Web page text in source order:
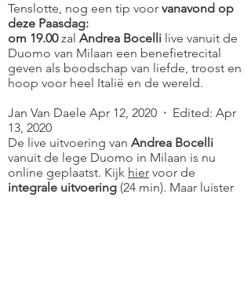
Tenslotte, nog een tip voor vanavond op
deze Paasdag:
om 19.00zal Andrea Bocelli live vanuit de
Duomo van Milaan een benefietrecital
geven als boodschap van liefde, troost en
hoop voor heel Italië en de wereld.
Jan Van Daele Apr 12, 2020 · Edited: Apr
13, 2020
De live uitvoering van Andrea Bocelli
vanuit de lege Duomo in Milaan is nu
online geplaatst. Kijk hier voor de
integrale uitvoering (24 min). Maar luister